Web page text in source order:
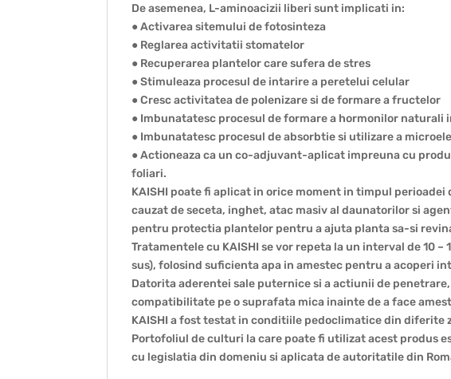
De asemenea, L-aminoacizii liberi sunt implicati in:
● Activarea sitemului de fotosinteza
● Reglarea activitatii stomatelor
● Recuperarea plantelor care sufera de stres
● Stimuleaza procesul de intarire a peretelui celular
● Cresc activitatea de polenizare si de formare a fructelor
● Imbunatatesc procesul de formare a hormonilor naturali
● Imbunatatesc procesul de absorbtie si utilizare a
● Actioneaza ca un co-adjuvant-aplicat impreuna cu
foliari.
KAISHI poate fi aplicat in orice moment in timpul
cauzat de seceta, inghet, atac masiv al daunatorilor si
pentru protectia plantelor pentru a ajuta planta sa-si
Tratamentele cu KAISHI se vor repeta la un interval de 10
sus), folosind suficienta apa in amestec pentru a acoperi
Datorita aderentei sale puternice si a actiunii de
compatibilitate pe o suprafata mica inainte de a face
KAISHI a fost testat in conditiile pedoclimatice din diferite
Portofoliul de culturi la care poate fi utilizat acest produs
cu legislatia din domeniu si aplicata de autoritatile din